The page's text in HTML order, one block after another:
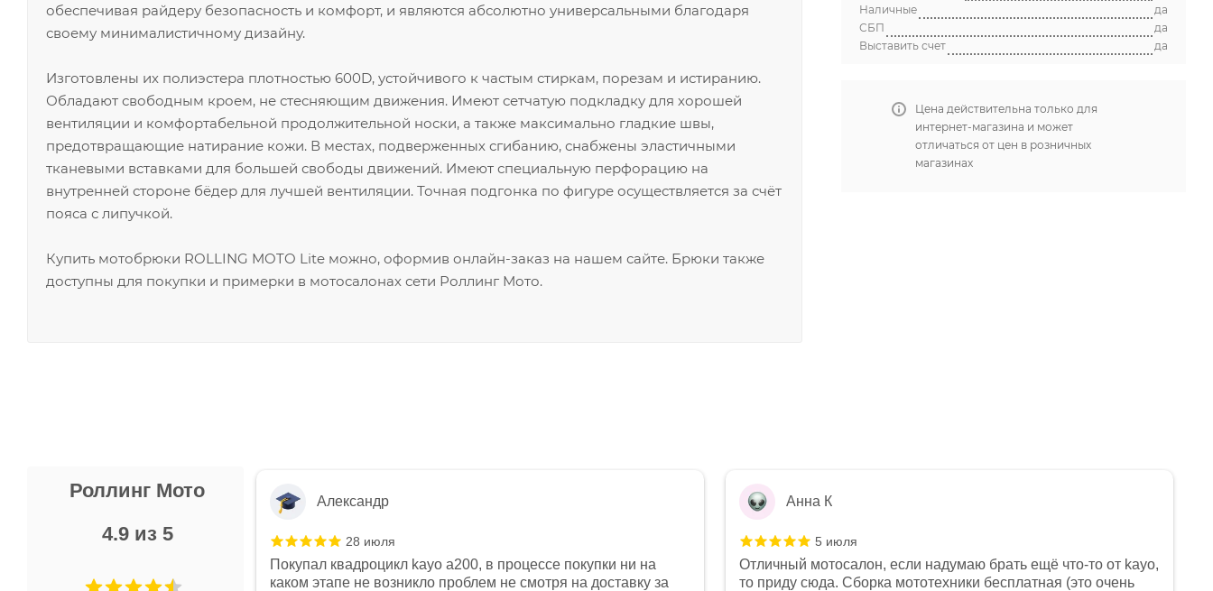
обеспечивая райдеру безопасность и комфорт, и являются абсолютно универсальными благодаря
своему минималистичному дизайну.
Изготовлены их полиэстера плотностью 600D, устойчивого к частым стиркам, порезам и истиранию.
Обладают свободным кроем, не стесняющим движения. Имеют сетчатую подкладку для хорошей
вентиляции и комфортабельной продолжительной носки, а также максимально гладкие швы,
предотвращающие натирание кожи. В местах, подверженных сгибанию, снабжены эластичными
тканевыми вставками для большей свободы движений. Имеют специальную перфорацию на
внутренней стороне бёдер для лучшей вентиляции. Точная подгонка по фигуре осуществляется за счёт
пояса с липучкой.
Купить мотобрюки ROLLING MOTO Lite можно, оформив онлайн-заказ на нашем сайте. Брюки также
доступны для покупки и примерки в мотосалонах сети Роллинг Мото.
Наличные
да
СБП
да
Выставить счет
да
Цена действительна только для
интернет-магазина и может
отличаться от цен в розничных
магазинах
Роллинг Мото
4.9 из 5
Не понравились условия
Александр
28 июля
Покупал квадроцикл kayo a200, в процессе покупки ни на
каком этапе не возникло проблем не смотря на доставку за
Анна К
5 июля
Отличный мотосалон, если надумаю брать ещё что-то от kayo,
то приду сюда. Сборка мототехники бесплатная (это очень